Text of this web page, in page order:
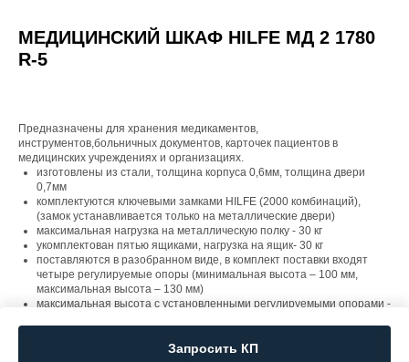
МЕДИЦИНСКИЙ ШКАФ HILFE МД 2 1780
R-5
Запросить КП
Предназначены для хранения медикаментов,
инструментов,больничных документов, карточек пациентов в
медицинских учреждениях и организациях.
изготовлены из стали, толщина корпуса 0,6мм, толщина двери
0,7мм
комплектуются ключевыми замками HILFE (2000 комбинаций),
(замок устанавливается только на металлические двери)
максимальная нагрузка на металлическую полку - 30 кг
укомплектован пятью ящиками, нагрузка на ящик- 30 кг
поставляются в разобранном виде, в комплект поставки входят
четыре регулируемые опоры (минимальная высота – 100 мм,
максимальная высота – 130 мм)
максимальная высота с установленными регулируемыми опорами -